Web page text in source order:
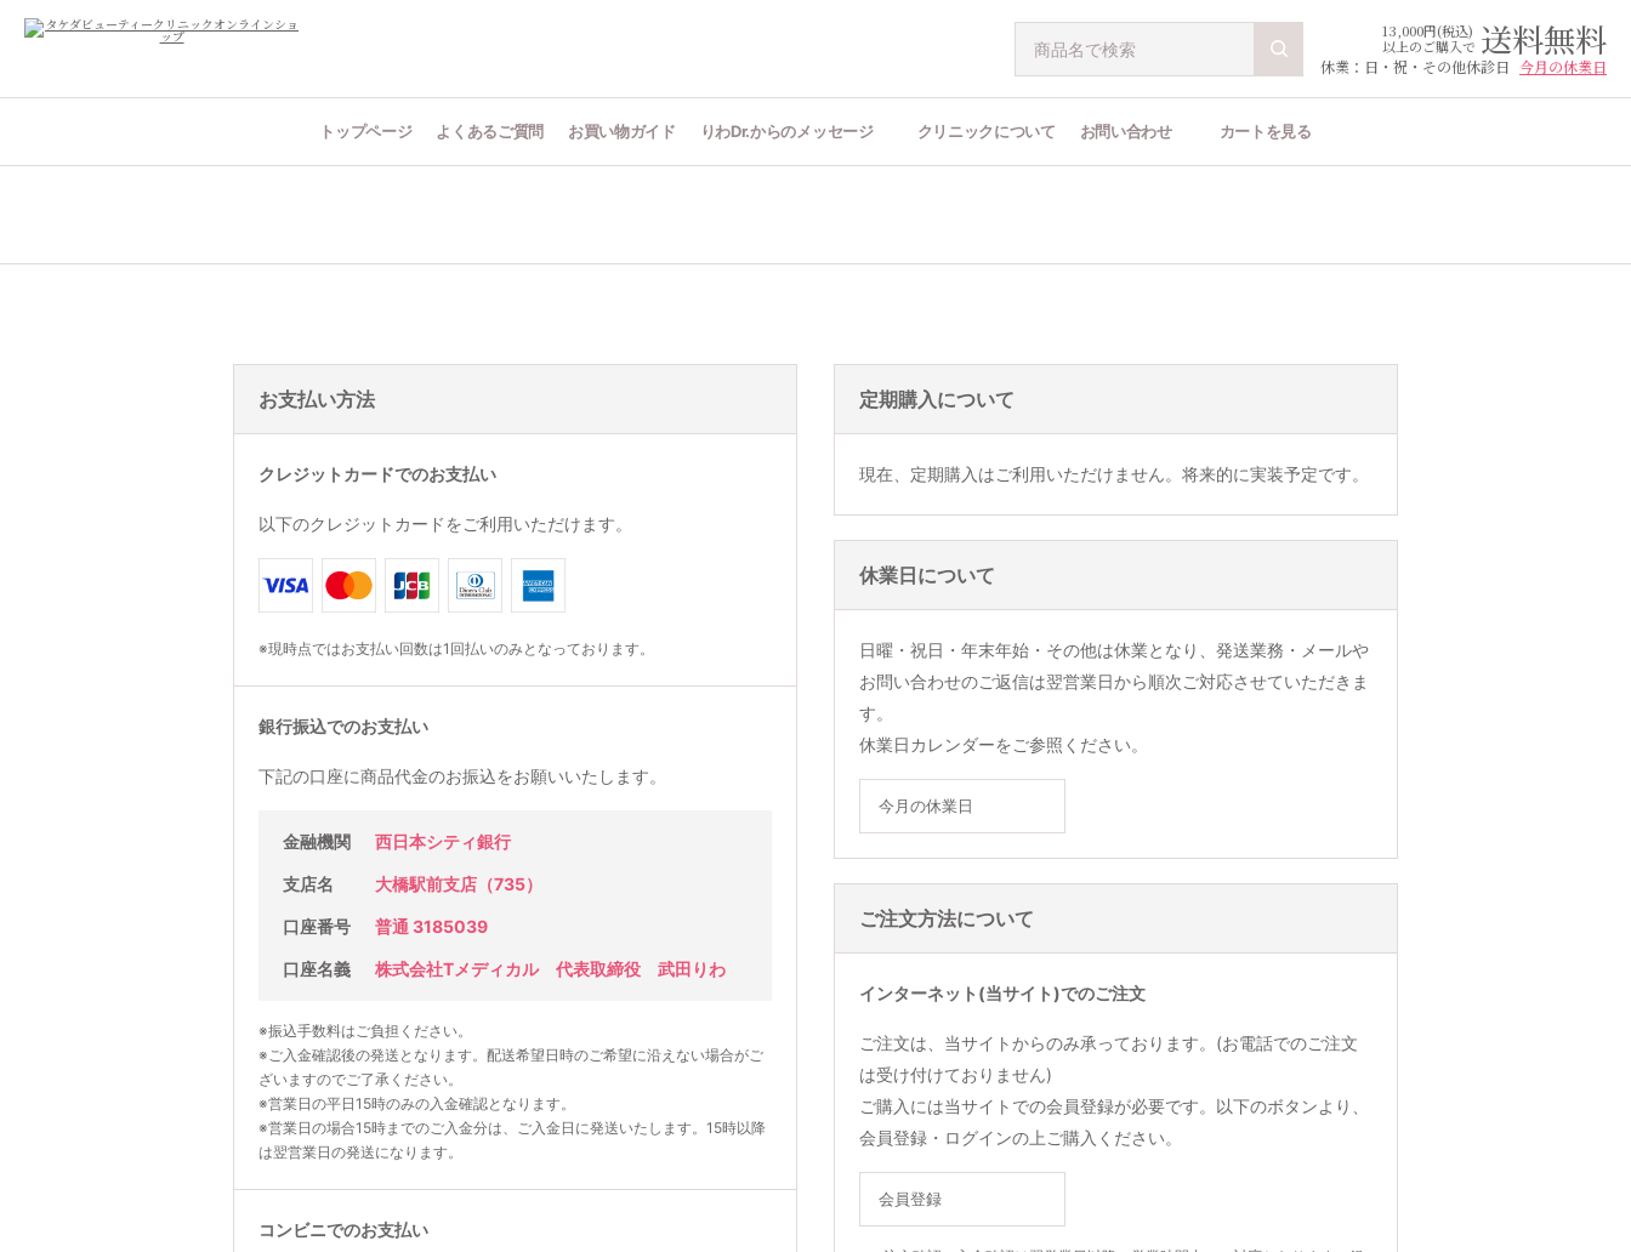
13,000円(税込)
以上のご購入で 送料無料
休業：日・祝・その他休診日 今月の休業日
トップページ よくあるご質問 お買い物ガイド りわDr.からのメッセージ クリニックについて お問い合わせ カートを見る
お支払い方法
クレジットカードでのお支払い
以下のクレジットカードをご利用いただけます。
※現時点ではお支払い回数は1回払いのみとなっております。
銀行振込でのお支払い
下記の口座に商品代金のお振込をお願いいたします。
金融機関 西日本シティ銀行
支店名 大橋駅前支店（735）
口座番号 普通 3185039
口座名義 株式会社Tメディカル 代表取締役 武田りわ
※振込手数料はご負担ください。
※ご入金確認後の発送となります。配送希望日時のご希望に沿えない場合がご
ざいますのでご了承ください。
※営業日の平日15時のみの入金確認となります。
※営業日の場合15時までのご入金分は、ご入金日に発送いたします。15時以降
は翌営業日の発送になります。
コンビニでのお支払い
定期購入について
現在、定期購入はご利用いただけません。将来的に実装予定です。
休業日について
日曜・祝日・年末年始・その他は休業となり、発送業務・メールや
お問い合わせのご返信は翌営業日から順次ご対応させていただきま
す。
休業日カレンダーをご参照ください。
今月の休業日
ご注文方法について
インターネット(当サイト)でのご注文
ご注文は、当サイトからのみ承っております。(お電話でのご注文
は受け付けておりません)
ご購入には当サイトでの会員登録が必要です。以下のボタンより、
会員登録・ログインの上ご購入ください。
会員登録